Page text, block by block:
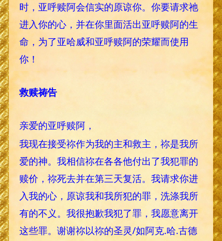
时，亚呼赎阿会信实的原谅你。你要请求祂
进入你的心，并在你里面活出亚呼赎阿的生
命，为了亚哈威和亚呼赎阿的荣耀而使用
你！
救赎祷告
亲爱的亚呼赎阿，
我现在接受祢作为我的主和救主，祢是我所
爱的神。我相信祢在各各他付出了我犯罪的
赎价，祢死去并在第三天复活。我请求你进
入我的心，原谅我和我所犯的罪，洗涤我所
有的不义。我很抱歉我犯了罪，我愿意离开
这些罪。谢谢祢以祢的圣灵/如阿克.哈.古德